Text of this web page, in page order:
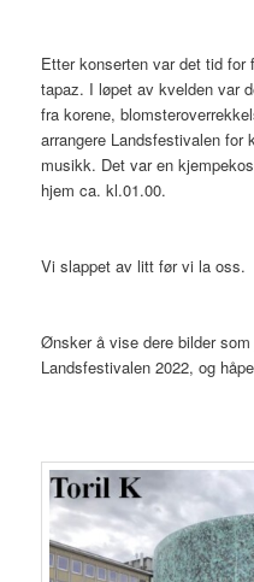
Etter konserten var det tid
tapaz. I løpet av kvelden var
fra korene,
arrangere Landsfestivalen for
musikk. Det var en
hjem ca. kl.01.00.
Vi slappet av litt før vi la oss.
Ønsker å vise dere bilder
Landsfestivalen 2022, og